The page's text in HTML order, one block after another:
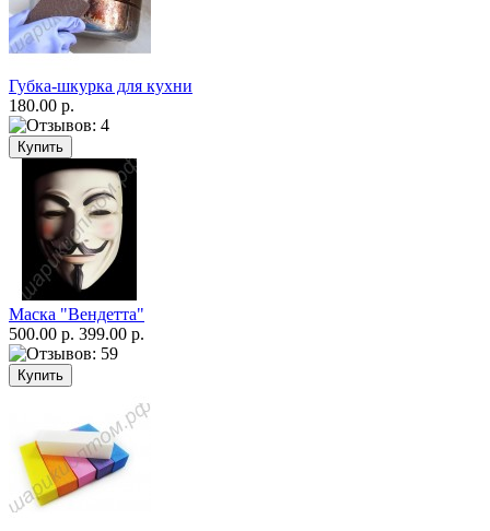
Губка-шкурка для кухни
180.00 р.
Маска "Вендетта"
500.00 р. 399.00 р.